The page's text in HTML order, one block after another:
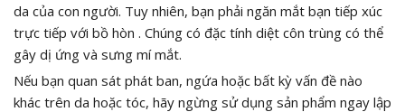
da của con người. Tuy nhiên, bạn phải ngăn mắt bạn tiếp xúc
trực tiếp với bồ hòn . Chúng có đặc tính diệt côn trùng có thể
gây dị ứng và sưng mí mắt.
Nếu bạn quan sát phát ban, ngứa hoặc bất kỳ vấn đề nào
khác trên da hoặc tóc, hãy ngừng sử dụng sản phẩm ngay lập